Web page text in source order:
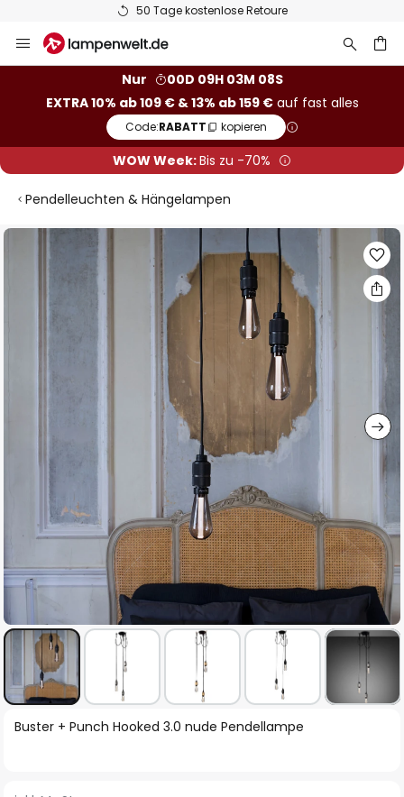
50 Tage kostenlose Retoure
Inhalt
Nur
00D 09H 03M 08S
EXTRA 10% ab 109 € & 13% ab 159 €auf fast alles
Code:RABATT kopieren
WOW Week:Bis zu -70%
Pendelleuchten & Hängelampen
Zum
Bildgalerie
springen
Zum
Buster + Punch Hooked 3.0 nude Pendellampe